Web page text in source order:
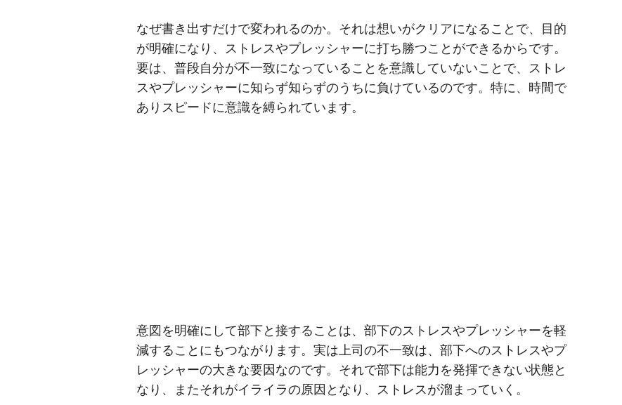
なぜ書き出すだけで変われるのか。それは想いがクリアになることで、目的
が明確になり、ストレスやプレッシャーに打ち勝つことができるからです。
要は、普段自分が不一致になっていることを意識していないことで、ストレ
スやプレッシャーに知らず知らずのうちに負けているのです。特に、時間で
ありスピードに意識を縛られています。
意図を明確にして部下と接することは、部下のストレスやプレッシャーを軽
減することにもつながります。実は上司の不一致は、部下へのストレスやプ
レッシャーの大きな要因なのです。それで部下は能力を発揮できない状態と
なり、またそれがイライラの原因となり、ストレスが溜まっていく。